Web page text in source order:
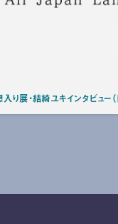
り展・結綺ユキインタビュー